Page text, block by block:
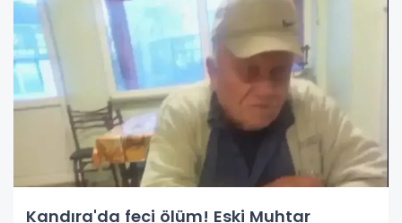
Kandıra'da feci ölüm! Eski Muhtar